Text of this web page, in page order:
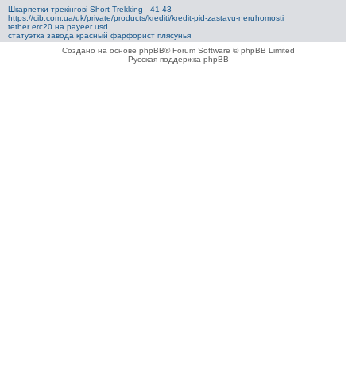
Шкарпетки трекінгові Short Trekking - 41-43
https://cib.com.ua/uk/private/products/krediti/kredit-pid-zastavu-neruhomosti
tether erc20 на payeer usd
статуэтка завода красный фарфорист плясунья
Создано на основе phpBB® Forum Software © phpBB Limited
Русская поддержка phpBB